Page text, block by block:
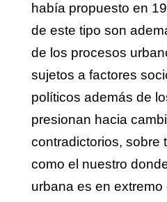
había propuesto en
de este tipo son
de los procesos
sujetos a factores
políticos además de
presionan hacia
contradictorios, sobre
como el nuestro
urbana es en extremo